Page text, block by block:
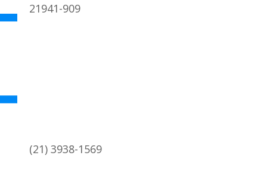
21941-909
(21) 3938-1569